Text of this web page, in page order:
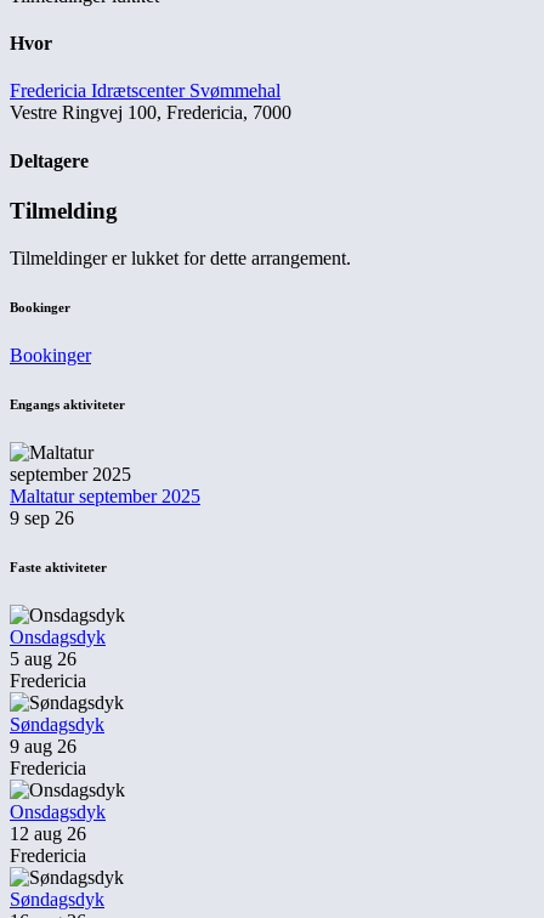
Hvor
Fredericia Idrætscenter Svømmehal
Vestre Ringvej 100, Fredericia, 7000
Deltagere
Tilmelding
Tilmeldinger er lukket for dette arrangement.
Bookinger
Bookinger
Engangs aktiviteter
Maltatur september 2025
9 sep 26
Faste aktiviteter
Onsdagsdyk
5 aug 26
Fredericia
Søndagsdyk
9 aug 26
Fredericia
Onsdagsdyk
12 aug 26
Fredericia
Søndagsdyk